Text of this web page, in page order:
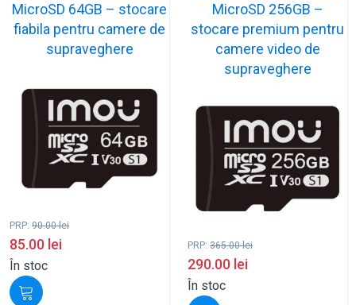
MicroSD 64GB – stocare
fiabila pentru camere de
supraveghere
PRP: 90.00lei
85.00 lei
În stoc
MicroSD 256GB –
stocare premium pentru
camere video de
supraveghere
PRP: 365.00lei
290.00 lei
În stoc